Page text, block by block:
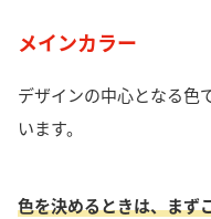
メインカラー
デザインの中心となる色
います。
色を決めるときは、まず